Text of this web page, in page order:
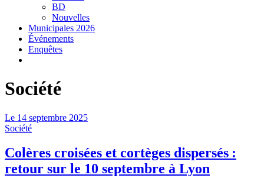
BD
Nouvelles
Municipales 2026
Événements
Enquêtes
Société
Le 14 septembre 2025
Société
Colères croisées et cortèges dispersés :
retour sur le 10 septembre à Lyon